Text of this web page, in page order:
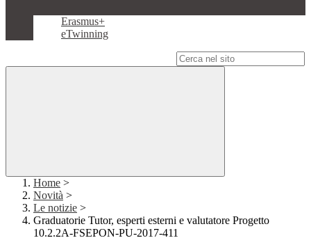
Erasmus+
eTwinning
Home >
Novità >
Le notizie >
Graduatorie Tutor, esperti esterni e valutatore Progetto
10.2.2A-FSEPON-PU-2017-411